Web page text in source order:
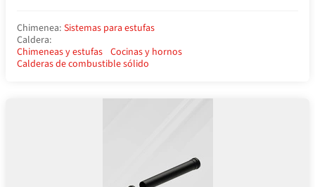
Chimenea: Sistemas para estufas
Caldera:
Chimeneas y estufas Cocinas y hornos
Calderas de combustible sólido